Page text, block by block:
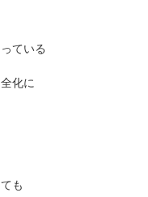
ている
化に
も